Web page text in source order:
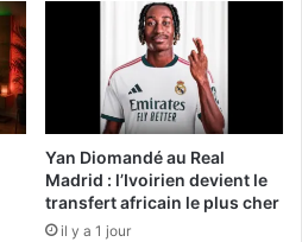
Yan Diomandé au Real
Madrid : l’Ivoirien devient le
transfert africain le plus cher
il y a 1 jour